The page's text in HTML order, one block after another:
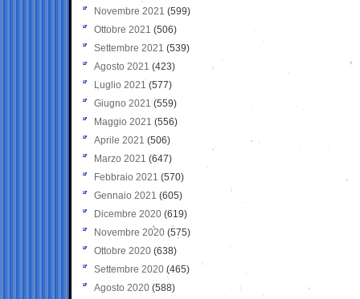
Novembre 2021 (599)
Ottobre 2021 (506)
Settembre 2021 (539)
Agosto 2021 (423)
Luglio 2021 (577)
Giugno 2021(559)
Maggio 2021 (556)
Aprile 2021 (506)
Marzo 2021 (647)
Febbraio 2021 (570)
Gennaio 2021 (605)
Dicembre 2020 (619)
Novembre 2020 (575)
Ottobre 2020 (638)
Settembre 2020(465)
Agosto 2020 (588)